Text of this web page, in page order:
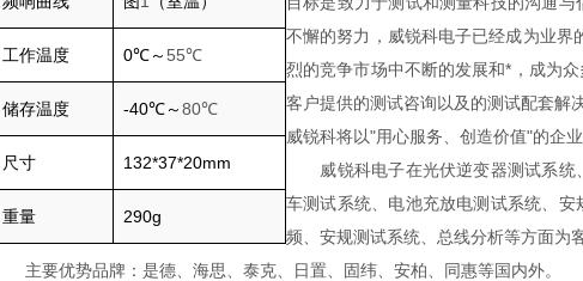
工作温度 0℃～55℃
储存温度 -40℃～80℃
尺寸 132*37*20mm
重量 290g
不懈的努力，威锐科电子已经成为业界
烈的竞争市场中不断的发展和*，成为
客户提供的测试咨询以及的测试配套解
威锐科将以"用心服务、创造价值"的企
威锐科电子在光伏逆变器测试系统
车测试系统、电池充放电测试系统、
频、安规测试系统、总线分析等方面为
主要优势品牌：是德、海思、泰克、日置、固纬、安柏、同惠等国内外。